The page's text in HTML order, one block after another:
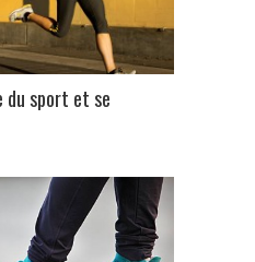
du sport et se